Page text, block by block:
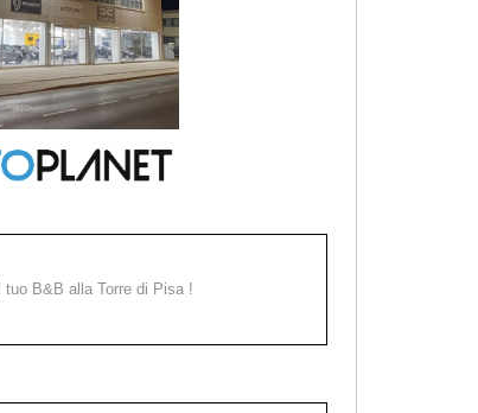
tuo B&B alla Torre di Pisa !